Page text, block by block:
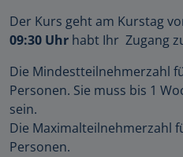
Der Kurs geht am Kurstag
09:30 Uhr habt Ihr Zugang
Die Mindestteilnehmerzahl
Personen. Sie muss bis 1
sein.
Die Maximalteilnehmerzahl
Personen.